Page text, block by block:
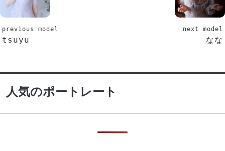
previous model
tsuyu
next model
なな
人気のポートレート